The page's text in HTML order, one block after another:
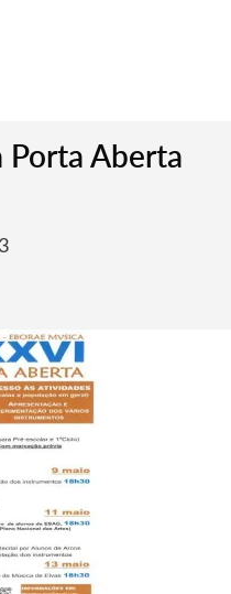
Porta Aberta